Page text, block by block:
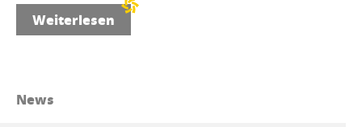
Weiterlesen
News